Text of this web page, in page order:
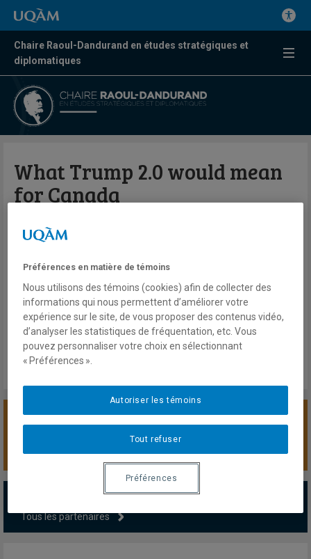
Chaire Raoul-Dandurand en études stratégiques et
diplomatiques
What Trump 2.0 would mean
for Canada
10 juillet 2024
En savoir plus
SOUTENIR LA CHAIRE
PARTENAIRES MAJEURS
Tous les partenaires
Préférences en matière de témoins
Nous utilisons des témoins (cookies) afin de collecter des
informations qui nous permettent d’améliorer votre
expérience sur le site, de vous proposer des contenus vidéo,
d’analyser les statistiques de fréquentation, etc. Vous
pouvez personnaliser votre choix en sélectionnant
« Préférences ».
Tout refuser
Autoriser les témoins
Préférences